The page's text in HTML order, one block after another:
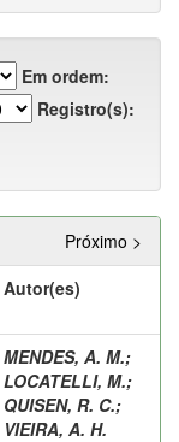
Em ordem:
Registro(s):
Próximo >
Autor(es)
MENDES, A. M.;
LOCATELLI, M.;
QUISEN, R. C.;
VIEIRA, A. H.